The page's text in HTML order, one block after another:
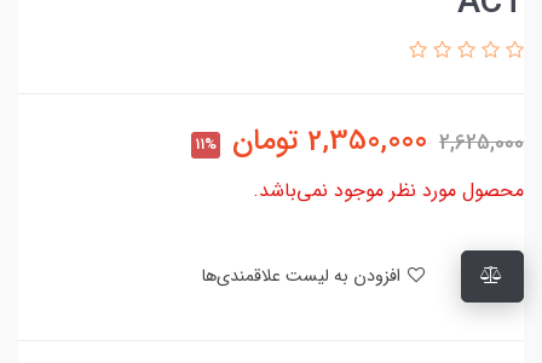
2,625,000
2,350,000 تومان 11%
محصول مورد نظر موجود نمی‌باشد.